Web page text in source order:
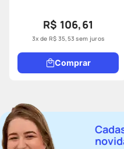
R$ 106,61
3x de R$ 35,53 sem juros
Comprar